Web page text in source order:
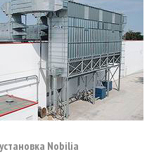
Nobilia